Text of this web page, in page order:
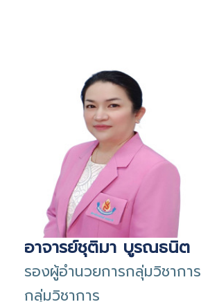
อาจารย์ชุติมา บูรณธนิต
รองผู้อำนวยการกลุ่มวิชาการ
กลุ่มวิชาการ